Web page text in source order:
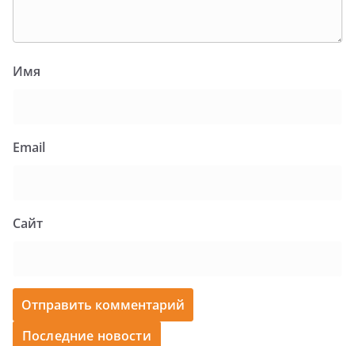
Имя
Email
Сайт
Последние новости